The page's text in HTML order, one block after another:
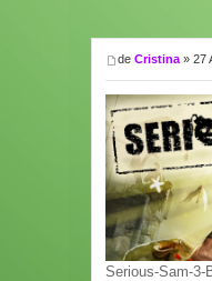
de Cristina » 27
Serious-Sam-3-